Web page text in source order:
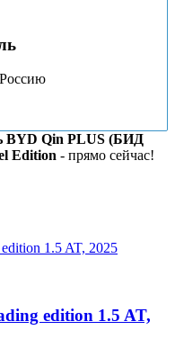
BYD Qin PLUS (БИД
Edition - прямо сейчас!
edition 1.5 AT,